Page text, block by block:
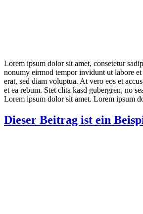
Lorem ipsum dolor sit amet, consetetur
nonumy eirmod tempor invidunt ut labore
erat, sed diam voluptua. At vero eos et
et ea rebum. Stet clita kasd gubergren, no
Lorem ipsum dolor sit amet. Lorem ipsum
Dieser Beitrag ist ein